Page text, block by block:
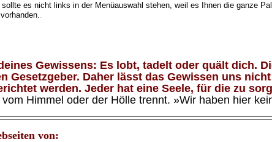
es nicht links in der Menüauswahl stehen, weil es Ihnen die ganze
.
Gewissens: Es lobt, tadelt oder quält dich.
Gesetzgeber. Daher lässt das Gewissen uns
werden. Jeder hat eine Seele, für die zu
Himmel oder der Hölle trennt. »Wir haben hier
von: